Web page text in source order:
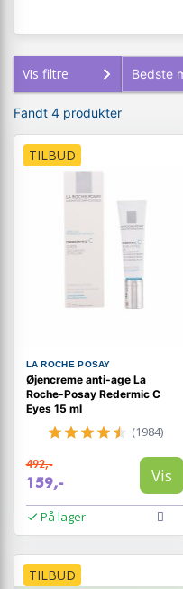
Vis filtre
Fandt 4 produkter
TILBUD
LA ROCHE POSAY
Øjencreme anti-age La
Roche-Posay Redermic C
Eyes 15 ml
(1984)
492,-
159,- Vis
På lager
TILBUD